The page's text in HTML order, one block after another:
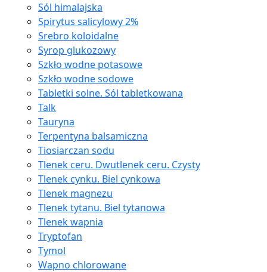
Sól himalajska
Spirytus salicylowy 2%
Srebro koloidalne
Syrop glukozowy
Szkło wodne potasowe
Szkło wodne sodowe
Tabletki solne. Sól tabletkowana
Talk
Tauryna
Terpentyna balsamiczna
Tiosiarczan sodu
Tlenek ceru. Dwutlenek ceru. Czysty
Tlenek cynku. Biel cynkowa
Tlenek magnezu
Tlenek tytanu. Biel tytanowa
Tlenek wapnia
Tryptofan
Tymol
Wapno chlorowane